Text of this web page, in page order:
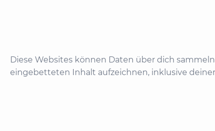
Diese Websites können Daten über dich
eingebetteten Inhalt aufzeichnen, inklusive